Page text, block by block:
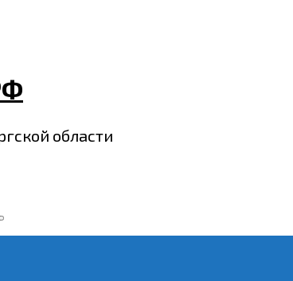
области